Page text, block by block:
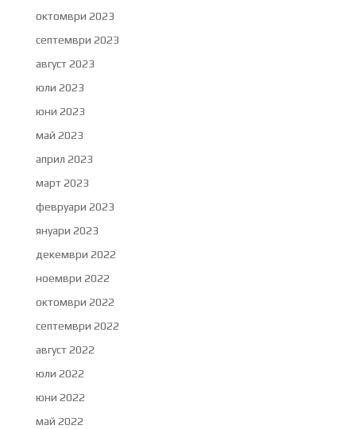
октомври 2023
септември 2023
август 2023
юли 2023
юни 2023
май 2023
април 2023
март 2023
февруари 2023
януари 2023
декември 2022
ноември 2022
октомври 2022
септември 2022
август 2022
юли 2022
юни 2022
май 2022